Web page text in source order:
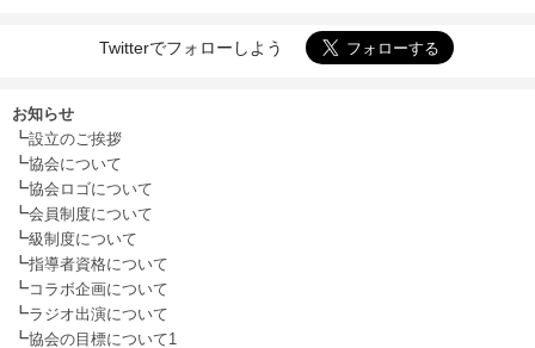
Twitterでフォローしよう
お知らせ
┗設立のご挨拶
┗協会について
┗協会ロゴについて
┗会員制度について
┗級制度について
┗指導者資格について
┗コラボ企画について
┗ラジオ出演について
┗協会の目標について1